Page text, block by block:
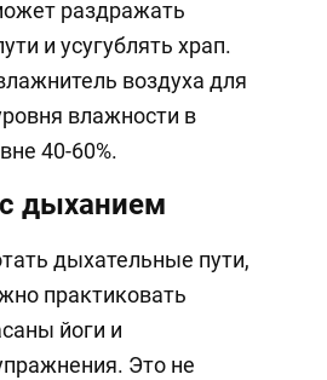
раздражать
и усугублять храп.
воздуха для
влажности в
40-60%.
дыханием
дыхательные пути,
практиковать
йоги и
Это не